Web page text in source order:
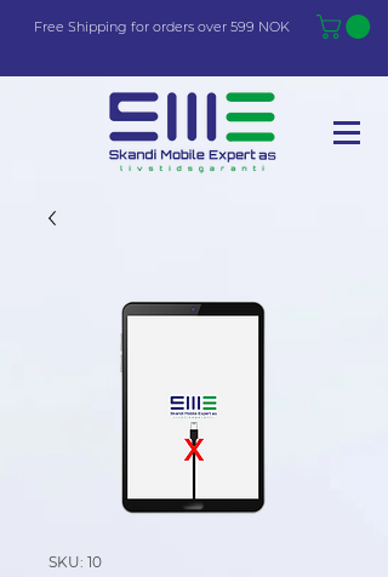
Free Shipping for orders over 599 NOK
SKU: 10